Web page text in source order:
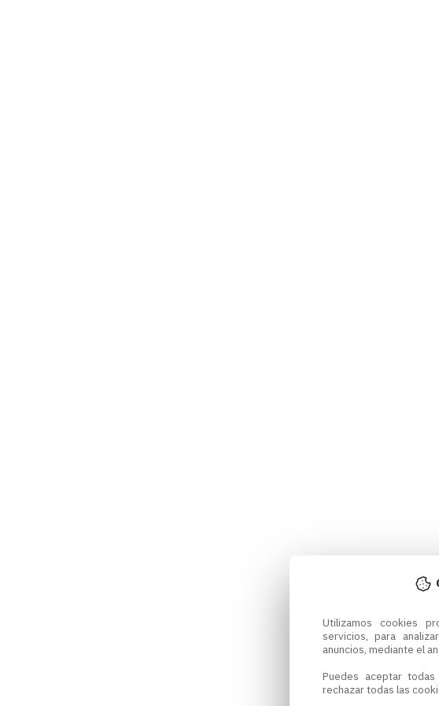
Utilizamos cookies
servicios, para
anuncios, mediante el
Puedes aceptar
rechazar todas las